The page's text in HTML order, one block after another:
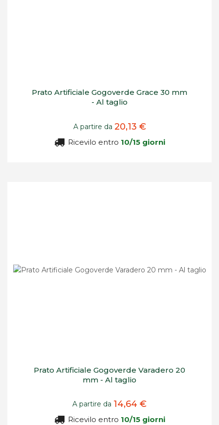
Prato Artificiale Gogoverde Grace 30 mm
- Al taglio
A partire da 20,13 €
Ricevilo entro 10/15 giorni
Prato Artificiale Gogoverde Varadero 20
mm - Al taglio
A partire da 14,64 €
Ricevilo entro 10/15 giorni